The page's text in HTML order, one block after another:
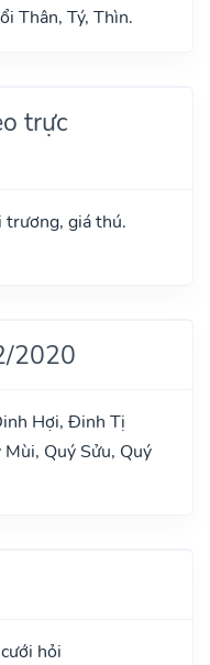
Thân, Tý, Thìn.
trực
trương, giá thú.
2020
Hợi, Đinh Tị
Quý Sửu, Quý
hỏi